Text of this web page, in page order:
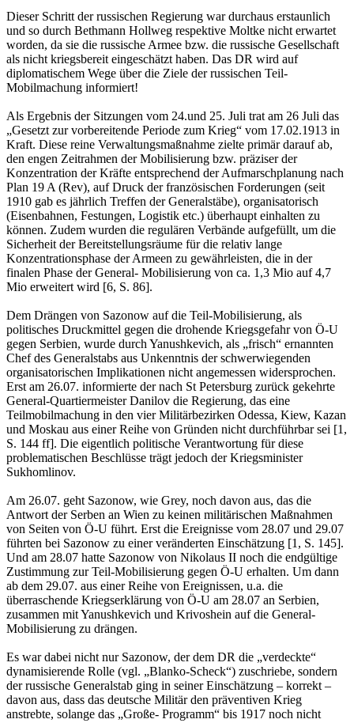
Dieser Schritt der russischen Regierung war durchaus erstaunlich
und so durch Bethmann Hollweg respektive Moltke nicht erwartet
worden, da sie die russische Armee bzw. die russische Gesellschaft
als nicht kriegsbereit eingeschätzt haben. Das DR wird auf
diplomatischem Wege über die Ziele der russischen Teil-
Mobilmachung informiert!
Als Ergebnis der Sitzungen vom 24.und 25. Juli trat am 26 Juli das
„Gesetzt zur vorbereitende Periode zum Krieg“ vom 17.02.1913 in
Kraft. Diese reine Verwaltungsmaßnahme zielte primär darauf ab,
den engen Zeitrahmen der Mobilisierung bzw. präziser der
Konzentration der Kräfte entsprechend der Aufmarschplanung nach
Plan 19 A (Rev), auf Druck der französischen Forderungen (seit
1910 gab es jährlich Treffen der Generalstäbe), organisatorisch
(Eisenbahnen, Festungen, Logistik etc.) überhaupt einhalten zu
können. Zudem wurden die regulären Verbände aufgefüllt, um die
Sicherheit der Bereitstellungsräume für die relativ lange
Konzentrationsphase der Armeen zu gewährleisten, die in der
finalen Phase der General- Mobilisierung von ca. 1,3 Mio auf 4,7
Mio erweitert wird [6, S. 86].
Dem Drängen von Sazonow auf die Teil-Mobilisierung, als
politisches Druckmittel gegen die drohende Kriegsgefahr von Ö-U
gegen Serbien, wurde durch Yanushkevich, als „frisch“ ernannten
Chef des Generalstabs aus Unkenntnis der schwerwiegenden
organisatorischen Implikationen nicht angemessen widersprochen.
Erst am 26.07. informierte der nach St Petersburg zurück gekehrte
General-Quartiermeister Danilov die Regierung, das eine
Teilmobilmachung in den vier Militärbezirken Odessa, Kiew, Kazan
und Moskau aus einer Reihe von Gründen nicht durchführbar sei [1,
S. 144 ff]. Die eigentlich politische Verantwortung für diese
problematischen Beschlüsse trägt jedoch der Kriegsminister
Sukhomlinov.
Am 26.07. geht Sazonow, wie Grey, noch davon aus, das die
Antwort der Serben an Wien zu keinen militärischen Maßnahmen
von Seiten von Ö-U führt. Erst die Ereignisse vom 28.07 und 29.07
führten bei Sazonow zu einer veränderten Einschätzung [1, S. 145].
Und am 28.07 hatte Sazonow von Nikolaus II noch die endgültige
Zustimmung zur Teil-Mobilisierung gegen Ö-U erhalten. Um dann
ab dem 29.07. aus einer Reihe von Ereignissen, u.a. die
überraschende Kriegserklärung von Ö-U am 28.07 an Serbien,
zusammen mit Yanushkevich und Krivoshein auf die General-
Mobilisierung zu drängen.
Es war dabei nicht nur Sazonow, der dem DR die „verdeckte“
dynamisierende Rolle (vgl. „Blanko-Scheck“) zuschriebe, sondern
der russische Generalstab ging in seiner Einschätzung – korrekt –
davon aus, dass das deutsche Militär den präventiven Krieg
anstrebte, solange das „Große- Programm“ bis 1917 noch nicht